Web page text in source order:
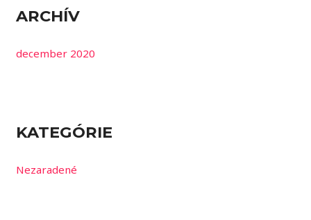
ARCHÍV
december 2020
KATEGÓRIE
Nezaradené